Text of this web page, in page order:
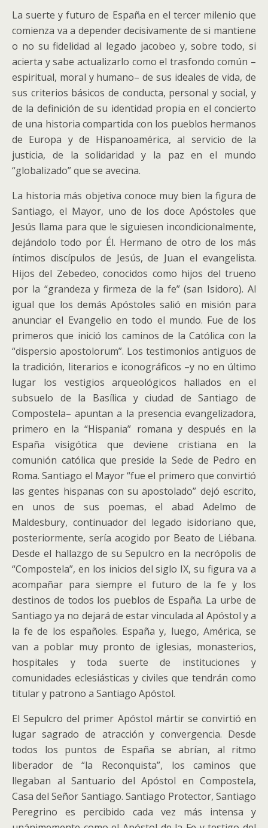
La suerte y futuro de España en el tercer milenio que
comienza va a depender decisivamente de si mantiene
o no su fidelidad al legado jacobeo y, sobre todo, si
acierta y sabe actualizarlo como el trasfondo común –
espiritual, moral y humano– de sus ideales de vida, de
sus criterios básicos de conducta, personal y social, y
de la definición de su identidad propia en el concierto
de una historia compartida con los pueblos hermanos
de Europa y de Hispanoamérica, al servicio de la
justicia, de la solidaridad y la paz en el mundo
“globalizado” que se avecina.
La historia más objetiva conoce muy bien la figura de
Santiago, el Mayor, uno de los doce Apóstoles que
Jesús llama para que le siguiesen incondicionalmente,
dejándolo todo por Él. Hermano de otro de los más
íntimos discípulos de Jesús, de Juan el evangelista.
Hijos del Zebedeo, conocidos como hijos del trueno
por la “grandeza y firmeza de la fe” (san Isidoro). Al
igual que los demás Apóstoles salió en misión para
anunciar el Evangelio en todo el mundo. Fue de los
primeros que inició los caminos de la Católica con la
“dispersio apostolorum”. Los testimonios antiguos de
la tradición, literarios e iconográficos –y no en último
lugar los vestigios arqueológicos hallados en el
subsuelo de la Basílica y ciudad de Santiago de
Compostela– apuntan a la presencia evangelizadora,
primero en la “Hispania” romana y después en la
España visigótica que deviene cristiana en la
comunión católica que preside la Sede de Pedro en
Roma. Santiago el Mayor “fue el primero que convirtió
las gentes hispanas con su apostolado” dejó escrito,
en unos de sus poemas, el abad Adelmo de
Maldesbury, continuador del legado isidoriano que,
posteriormente, sería acogido por Beato de Liébana.
Desde el hallazgo de su Sepulcro en la necrópolis de
“Compostela”, en los inicios del siglo IX, su figura va a
acompañar para siempre el futuro de la fe y los
destinos de todos los pueblos de España. La urbe de
Santiago ya no dejará de estar vinculada al Apóstol y a
la fe de los españoles. España y, luego, América, se
van a poblar muy pronto de iglesias, monasterios,
hospitales y toda suerte de instituciones y
comunidades eclesiásticas y civiles que tendrán como
titular y patrono a Santiago Apóstol.
El Sepulcro del primer Apóstol mártir se convirtió en
lugar sagrado de atracción y convergencia. Desde
todos los puntos de España se abrían, al ritmo
liberador de “la Reconquista”, los caminos que
llegaban al Santuario del Apóstol en Compostela,
Casa del Señor Santiago. Santiago Protector, Santiago
Peregrino es percibido cada vez más intensa y